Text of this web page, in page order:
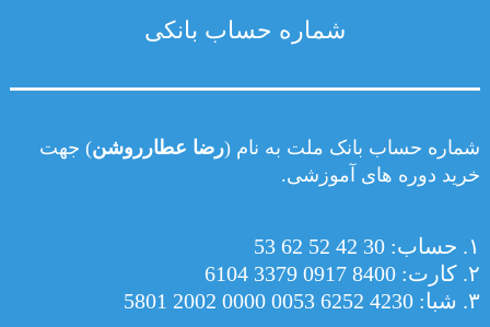
شماره حساب بانکی
شماره حساب بانک ملت به نام (رضا عطارروشن) جهت
خرید دوره های آموزشی.
۱. حساب: 30 42 52 62 53
۲. کارت: 8400 0917 3379 6104
۳. شبا: 4230 6252 0053 0000 2002 5801